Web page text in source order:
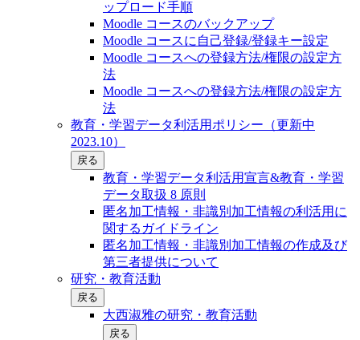
ップロード手順
Moodle コースのバックアップ
Moodle コースに自己登録/登録キー設定
Moodle コースへの登録方法/権限の設定方
法
Moodle コースへの登録方法/権限の設定方
法
教育・学習データ利活用ポリシー（更新中
2023.10）
戻る
教育・学習データ利活用宣言&教育・学習
データ取扱 8 原則
匿名加工情報・非識別加工情報の利活用に
関するガイドライン
匿名加工情報・非識別加工情報の作成及び
第三者提供について
研究・教育活動
戻る
大西淑雅の研究・教育活動
戻る